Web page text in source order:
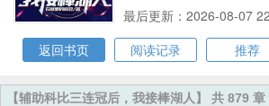
最后更新：2026-08-07
返回书页
阅读记录 推荐
【辅助科比三连冠后，我接棒湖人】 共 879 章